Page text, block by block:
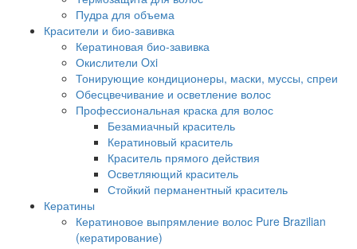
Пудра для объема
Красители и био-завивка
Кератиновая био-завивка
Окислители Oxi
Тонирующие кондиционеры, маски, муссы, спреи
Обесцвечивание и осветление волос
Профессиональная краска для волос
Безамиачный краситель
Кератиновый краситель
Краситель прямого действия
Осветляющий краситель
Стойкий перманентный краситель
Кератины
Кератиновое выпрямление волос Pure Brazilian
(кератирование)